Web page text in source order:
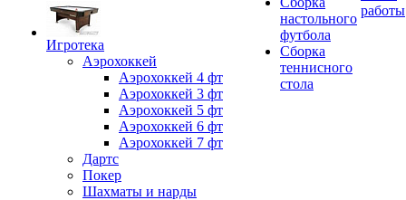
Игротека
Аэрохоккей
Аэрохоккей 4 фт
Аэрохоккей 3 фт
Аэрохоккей 5 фт
Аэрохоккей 6 фт
Аэрохоккей 7 фт
Дартс
Покер
Шахматы и нарды
настольного
футбола
Сборка
теннисного
стола
работы